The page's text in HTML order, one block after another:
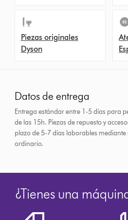
Piezas originales
Dyson
Datos de entrega
Entrega estándar entre 1-5 días para
de las 15h. Piezas de repuesto y
plazo de 5-7 días laborables mediante
ordinario.
¿Tienes una